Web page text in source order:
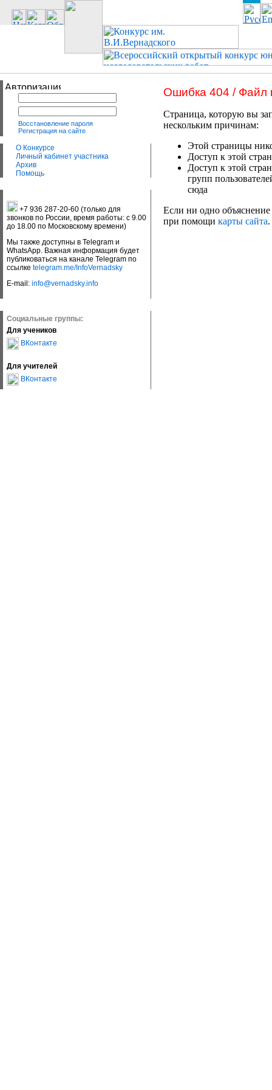
Восстановление пароля
Регистрация на сайте
О Конкурсе
Личный кабинет участника
Архив
Помощь
+7 936 287-20-60 (только для
звонков по России, время работы: с 9.00
до 18.00 по Московскому времени)
Мы также доступны в Telegram и
WhatsApp. Важная информация будет
публиковаться на канале Telegram по
ссылке telegram.me/InfoVernadsky
E-mail: info@vernadsky.info
Социальные группы:
Для учеников
ВКонтакте
Для учителей
ВКонтакте
Ошибка 404 / Файл
Страница, которую вы
нескольким причинам:
Этой страницы
Доступ к этой
Доступ к этой
групп
сюда
Если ни одно объяснение
при помощи карты сайта.